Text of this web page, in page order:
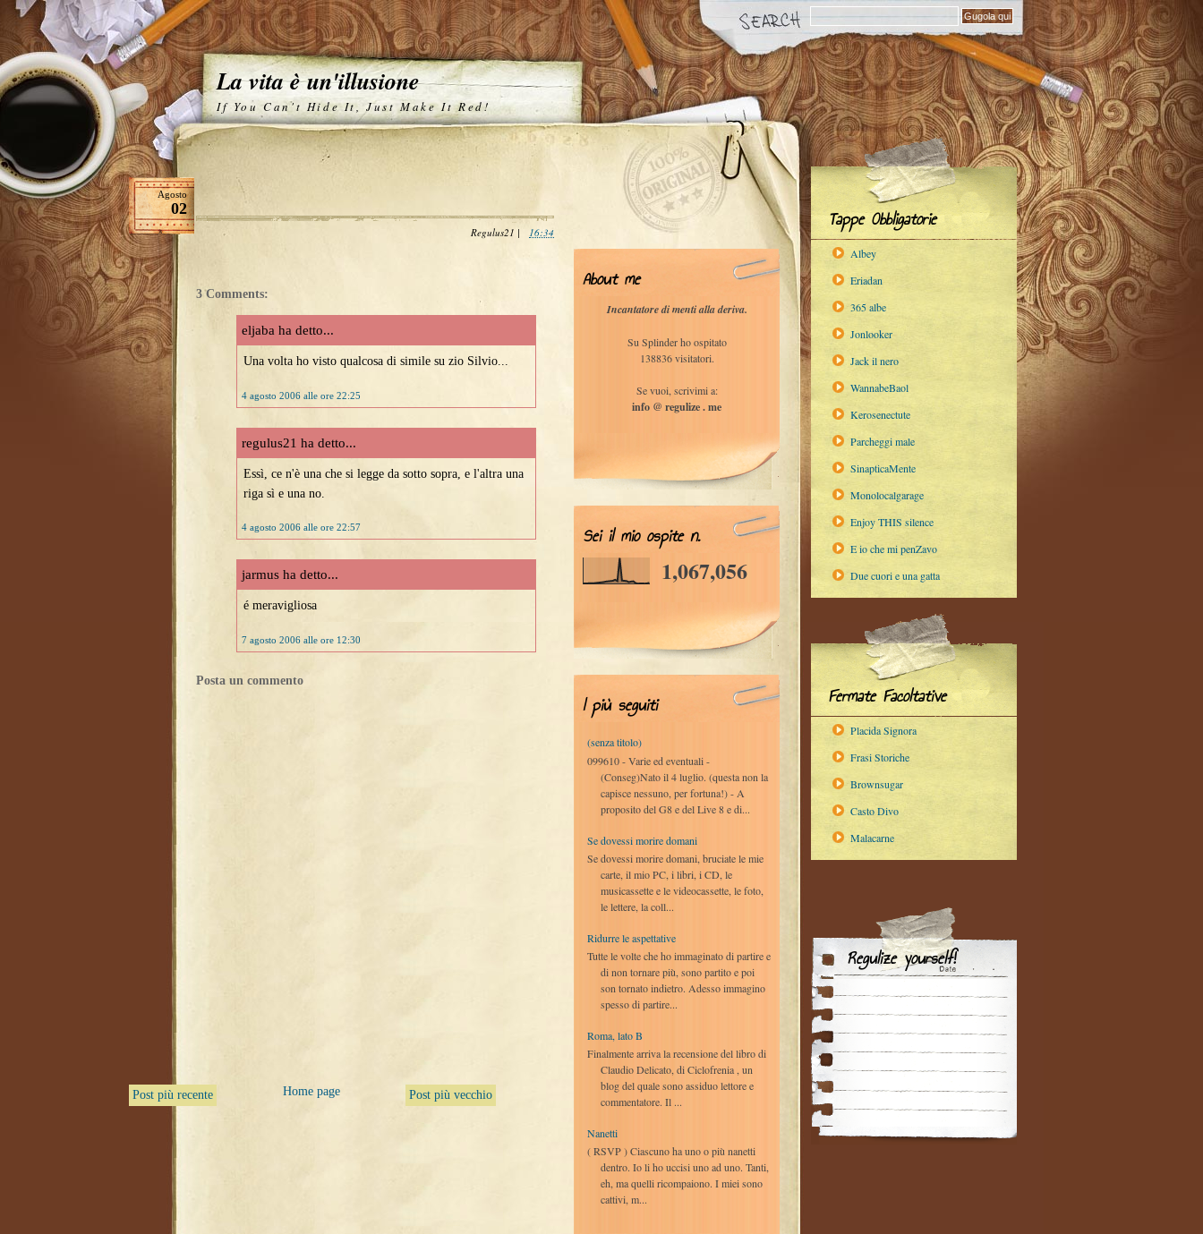
La vita è un'illusione
If You Can't Hide It, Just Make It Red!
Agosto
02
Regulus21 | 16:34
3 Comments:
eljaba ha detto...
Una volta ho visto qualcosa di simile su zio Silvio...
4 agosto 2006 alle ore 22:25
regulus21 ha detto...
Essì, ce n'è una che si legge da sotto sopra, e l'altra una
riga sì e una no.
4 agosto 2006 alle ore 22:57
jarmus ha detto...
é meravigliosa
7 agosto 2006 alle ore 12:30
Posta un commento
Post più recente Post più vecchio
Home page
Tappe Obbligatorie
Albey
Eriadan
365 albe
Jonlooker
Jack il nero
WannabeBaol
Kerosenectute
Parcheggi male
SinapticaMente
Monolocalgarage
Enjoy THIS silence
E io che mi penZavo
Due cuori e una gatta
Fermate Facoltative
Placida Signora
Frasi Storiche
Brownsugar
Casto Divo
Malacarne
Regulize yourself!
About me
Incantatore di menti alla deriva.
Su Splinder ho ospitato
138836 visitatori.
Se vuoi, scrivimi a:
info @ regulize . me
Sei il mio ospite n.
1,067,056
I più seguiti
(senza titolo)
099610 - Varie ed eventuali -
(Conseg)Nato il 4 luglio. (questa non la
capisce nessuno, per fortuna!) - A
proposito del G8 e del Live 8 e di...
Se dovessi morire domani
Se dovessi morire domani, bruciate le mie
carte, il mio PC, i libri, i CD, le
musicassette e le videocassette, le foto,
le lettere, la coll...
Ridurre le aspettative
Tutte le volte che ho immaginato di partire e
di non tornare più, sono partito e poi
son tornato indietro. Adesso immagino
spesso di partire...
Roma, lato B
Finalmente arriva la recensione del libro di
Claudio Delicato, di Ciclofrenia , un
blog del quale sono assiduo lettore e
commentatore. Il ...
Nanetti
( RSVP ) Ciascuno ha uno o più nanetti
dentro. Io li ho uccisi uno ad uno. Tanti,
eh, ma quelli ricompaiono. I miei sono
cattivi, m...